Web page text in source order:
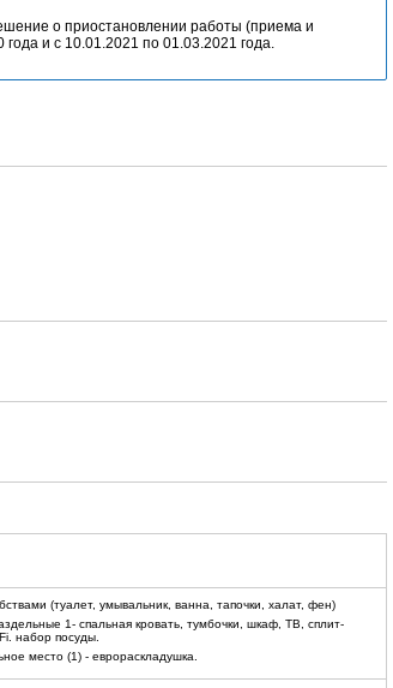
о приостановлении работы (приема и
и с 10.01.2021 по 01.03.2021 года.
(туалет, умывальник, ванна, тапочки, халат, фен)
1- спальная кровать, тумбочки, шкаф, ТВ, сплит-
набор посуды.
место (1) - еврораскладушка.